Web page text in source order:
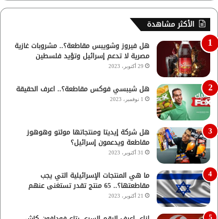
الأكثر مشاهدة
هل فيروز وشويبس مقاطعة؟.. مشروبات غازية
مصرية لا تدعم إسرائيل وتؤيد فلسطين
29 أكتوبر، 2023
هل شيبسي فوكس مقاطعة؟.. اعرف الحقيقة
1 نوفمبر، 2023
هل شركة إيديتا ومنتجاتها مولتو وهوهوز
مقاطعة ويدعمون إسرائيل؟
31 أكتوبر، 2023
ما هي المنتجات الإسرائيلية التي يجب
مقاطعتها؟.. 65 منتج تقدر تستغنى عنهم
21 أكتوبر، 2023